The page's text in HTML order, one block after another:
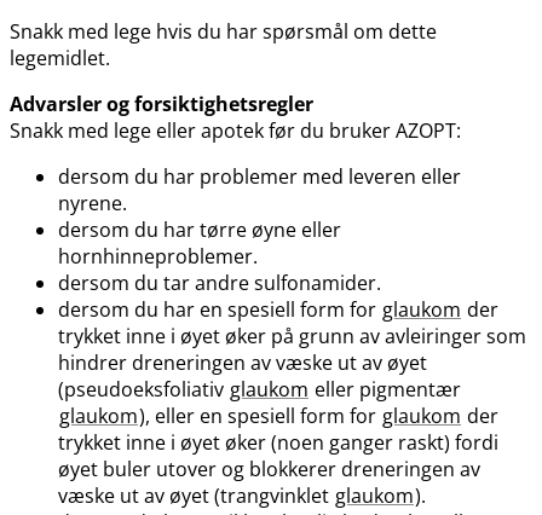
Snakk med lege hvis du har spørsmål om dette
legemidlet.
Advarsler og forsiktighetsregler
Snakk med lege eller apotek før du bruker AZOPT:
dersom du har problemer med leveren eller
nyrene.
dersom du har tørre øyne eller
hornhinneproblemer.
dersom du tar andre sulfonamider.
dersom du har en spesiell form for glaukom der
trykket inne i øyet øker på grunn av avleiringer som
hindrer dreneringen av væske ut av øyet
(pseudoeksfoliativ glaukom eller pigmentær
glaukom), eller en spesiell form for glaukom der
trykket inne i øyet øker (noen ganger raskt) fordi
øyet buler utover og blokkerer dreneringen av
væske ut av øyet (trangvinklet glaukom).